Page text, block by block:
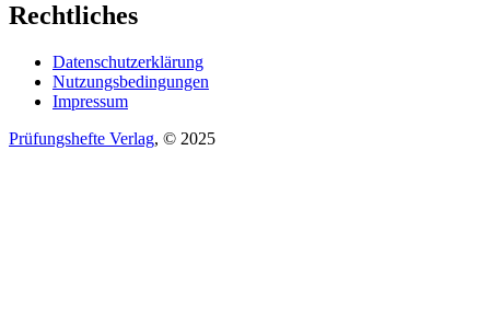
Rechtliches
Datenschutzerklärung
Nutzungsbedingungen
Impressum
Prüfungshefte Verlag, © 2025